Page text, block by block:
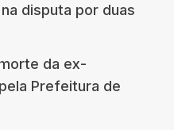
disputa por duas
da ex-
Prefeitura de